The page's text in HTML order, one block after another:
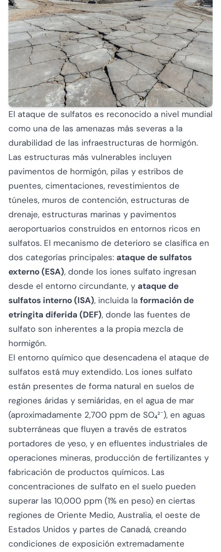
El ataque de sulfatos es reconocido a nivel mundial
como una de las amenazas más severas a la
durabilidad de las infraestructuras de hormigón.
Las estructuras más vulnerables incluyen
pavimentos de hormigón, pilas y estribos de
puentes, cimentaciones, revestimientos de
túneles, muros de contención, estructuras de
drenaje, estructuras marinas y pavimentos
aeroportuarios construidos en entornos ricos en
sulfatos. El mecanismo de deterioro se clasifica en
dos categorías principales: ataque de sulfatos
externo (ESA), donde los iones sulfato ingresan
desde el entorno circundante, y ataque de
sulfatos interno (ISA), incluida la formación de
etringita diferida (DEF), donde las fuentes de
sulfato son inherentes a la propia mezcla de
hormigón.
El entorno químico que desencadena el ataque de
sulfatos está muy extendido. Los iones sulfato
están presentes de forma natural en suelos de
regiones áridas y semiáridas, en el agua de mar
(aproximadamente 2,700 ppm de SO₄²⁻), en aguas
subterráneas que fluyen a través de estratos
portadores de yeso, y en efluentes industriales de
operaciones mineras, producción de fertilizantes y
fabricación de productos químicos. Las
concentraciones de sulfato en el suelo pueden
superar las 10,000 ppm (1% en peso) en ciertas
regiones de Oriente Medio, Australia, el oeste de
Estados Unidos y partes de Canadá, creando
condiciones de exposición extremadamente